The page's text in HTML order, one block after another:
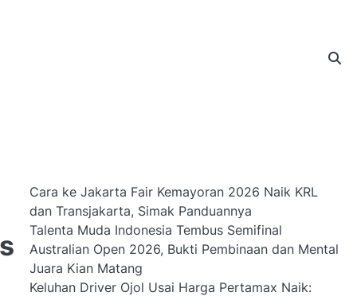
Cara ke Jakarta Fair Kemayoran 2026 Naik KRL
dan Transjakarta, Simak Panduannya
Talenta Muda Indonesia Tembus Semifinal
Australian Open 2026, Bukti Pembinaan dan Mental
Juara Kian Matang
Keluhan Driver Ojol Usai Harga Pertamax Naik: